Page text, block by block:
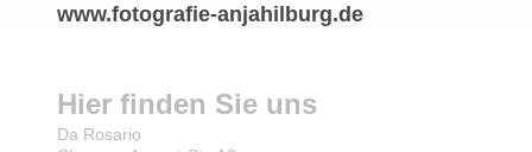
www.fotografie-anjahilburg.de
Hier finden Sie uns
Da Rosario